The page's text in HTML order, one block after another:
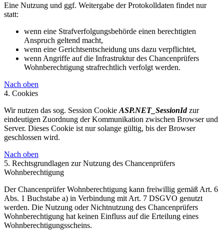
Eine Nutzung und ggf. Weitergabe der Protokolldaten findet nur
statt:
wenn eine Strafverfolgungsbehörde einen berechtigten
Anspruch geltend macht,
wenn eine Gerichtsentscheidung uns dazu verpflichtet,
wenn Angriffe auf die Infrastruktur des Chancenprüfers
Wohnberechtigung strafrechtlich verfolgt werden.
Nach oben
4. Cookies
Wir nutzen das sog. Session Cookie ASP.NET_SessionIdzur
eindeutigen Zuordnung der Kommunikation zwischen Browser und
Server. Dieses Cookie ist nur solange gültig, bis der Browser
geschlossen wird.
Nach oben
5. Rechtsgrundlagen zur Nutzung des Chancenprüfers
Wohnberechtigung
Der Chancenprüfer Wohnberechtigung kann freiwillig gemäß Art. 6
Abs. 1 Buchstabe a) in Verbindung mit Art. 7 DSGVO genutzt
werden. Die Nutzung oder Nichtnutzung des Chancenprüfers
Wohnberechtigung hat keinen Einfluss auf die Erteilung eines
Wohnberechtigungsscheins.